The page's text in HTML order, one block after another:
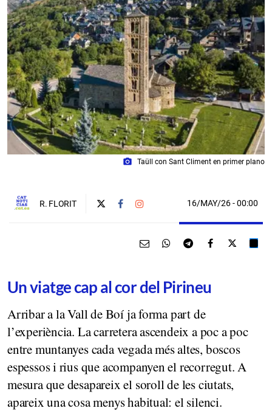
photo_camera Taüll con Sant Climent en primer plano
R. FLORIT 16/MAY/26- 00:00
Un viatge cap al cor del Pirineu
Arribar a la Vall de Boí ja forma part de
l’experiència. La carretera ascendeix a poc a poc
entre muntanyes cada vegada més altes, boscos
espessos i rius que acompanyen el recorregut. A
mesura que desapareix el soroll de les ciutats,
apareix una cosa menys habitual: el silenci.